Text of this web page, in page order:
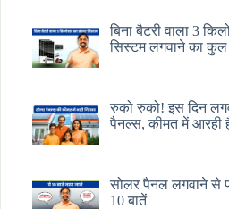
बिना बैटरी वाला 3
सिस्टम लगवाने का कुल
रुको रुको! इस दिन
पैनल्स, कीमत में आरही है
सोलर पैनल लगवाने से
10 बातें